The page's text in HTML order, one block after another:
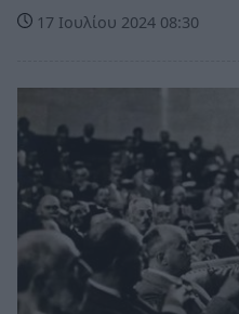
17 Ιουλίου 2024 08:30